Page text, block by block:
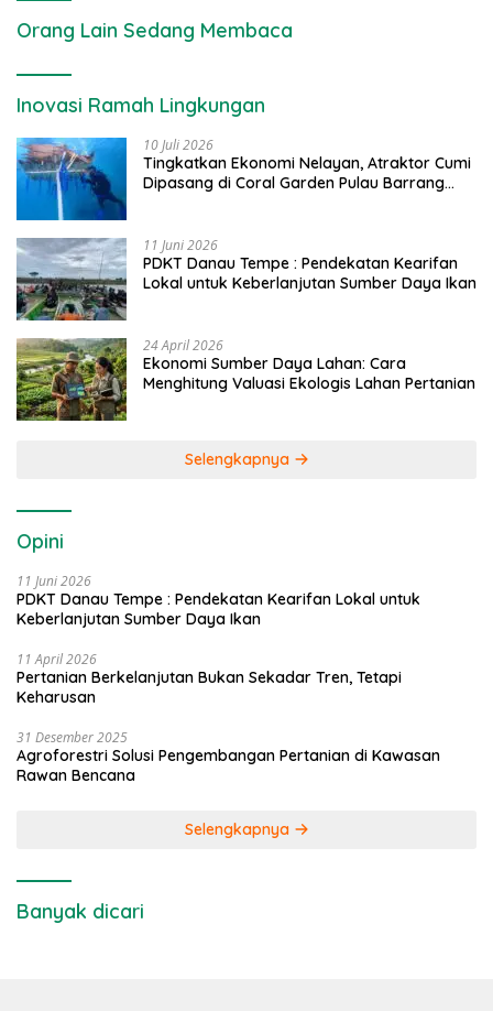
Orang Lain Sedang Membaca
Inovasi Ramah Lingkungan
10 Juli 2026
Tingkatkan Ekonomi Nelayan, Atraktor Cumi
Dipasang di Coral Garden Pulau Barrang
11 Juni 2026
PDKT Danau Tempe : Pendekatan Kearifan
Lokal untuk Keberlanjutan Sumber Daya Ikan
24 April 2026
Ekonomi Sumber Daya Lahan: Cara
Menghitung Valuasi Ekologis Lahan Pertanian
Selengkapnya
Opini
11 Juni 2026
PDKT Danau Tempe : Pendekatan Kearifan Lokal untuk
Keberlanjutan Sumber Daya Ikan
11 April 2026
Pertanian Berkelanjutan Bukan Sekadar Tren, Tetapi
Keharusan
31 Desember 2025
Agroforestri Solusi Pengembangan Pertanian di Kawasan
Rawan Bencana
Selengkapnya
Banyak dicari